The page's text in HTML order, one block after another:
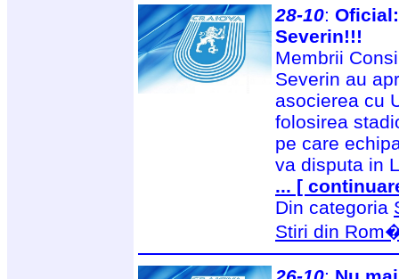
28-10:
Severin!!!
Membrii
Severin au
asocierea cu
folosirea
pe care
va disputa in
... [
Din categoria
Stiri din